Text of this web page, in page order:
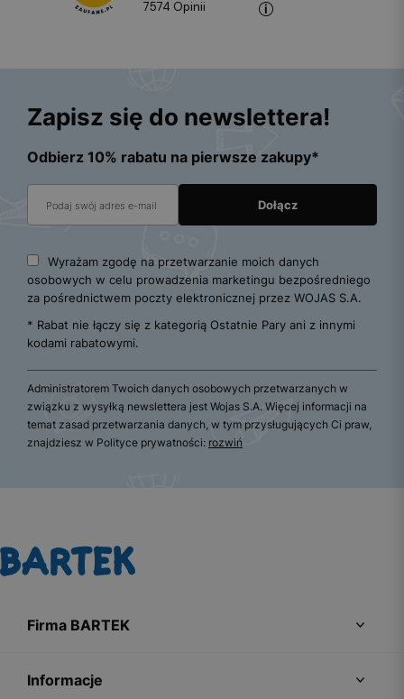
7574 opinii
Zapisz się do newslettera!
Odbierz 10% rabatu na pierwsze zakupy*
Wyrażam zgodę na przetwarzanie moich danych
osobowych w celu prowadzenia marketingu bezpośredniego
za pośrednictwem poczty elektronicznej przez WOJAS S.A.
* Rabat nie łączy się z kategorią Ostatnie Pary ani z innymi
kodami rabatowymi.
Administratorem Twoich danych osobowych przetwarzanych w
związku z wysyłką newslettera jest Wojas S.A. Więcej informacji na
temat zasad przetwarzania danych, w tym przysługujących Ci praw,
znajdziesz w Polityce prywatności: rozwiń
Firma BARTEK
Informacje